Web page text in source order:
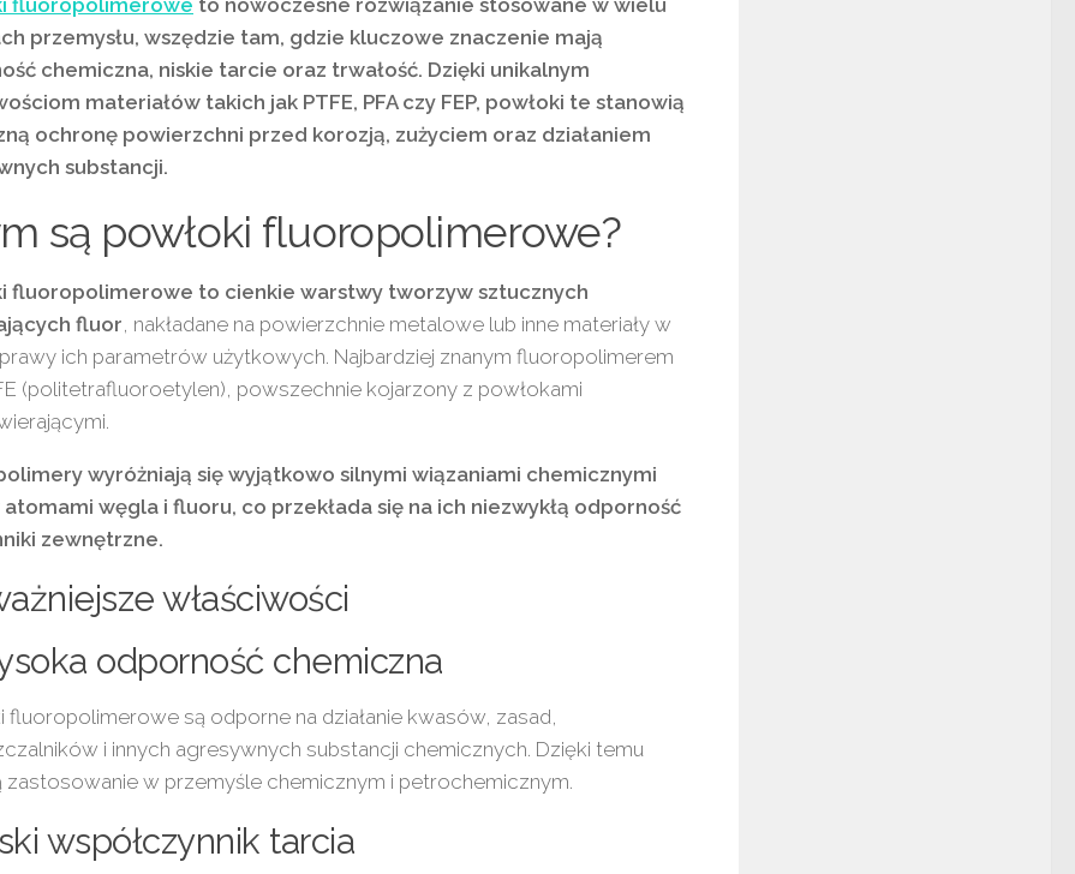
fluoropolimerowe to nowoczesne rozwiązanie stosowane w wielu
przemysłu, wszędzie tam, gdzie kluczowe znaczenie mają
chemiczna, niskie tarcie oraz trwałość. Dzięki unikalnym
materiałów takich jak PTFE, PFA czy FEP, powłoki te stanowią
ochronę powierzchni przed korozją, zużyciem oraz działaniem
substancji.
są powłoki fluoropolimerowe?
fluoropolimerowe to cienkie warstwy tworzyw sztucznych
fluor, nakładane na powierzchnie metalowe lub inne materiały w
ich parametrów użytkowych. Najbardziej znanym fluoropolimerem
(politetrafluoroetylen), powszechnie kojarzony z powłokami
wyróżniają się wyjątkowo silnymi wiązaniami chemicznymi
atomami węgla i fluoru, co przekłada się na ich niezwykłą odporność
zewnętrzne.
właściwości
odporność chemiczna
fluoropolimerowe są odporne na działanie kwasów, zasad,
i innych agresywnych substancji chemicznych. Dzięki temu
zastosowanie w przemyśle chemicznym i petrochemicznym.
współczynnik tarcia